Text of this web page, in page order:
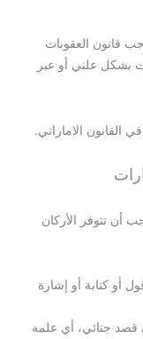
قانون العقوبات
إذا صدرت بشكل علني أو عبر
في القانون الاماراتي.
أن تتوفر الأركان
أو كتابة أو إشارة
قصد جنائي، أي علمه